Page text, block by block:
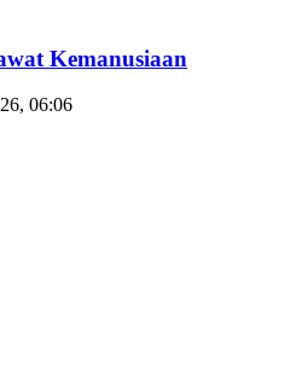
Kemanusiaan
06:06